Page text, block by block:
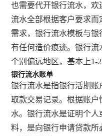
也需要代开银行流水，
流水全部根据客户要求
需求，银行流水模板与
有任何造价痕迹。银行
个别偏远地区，基本上1-
银行流水账单
银行流水是指银行活期
取款交易记录。根据账
水。银行流水是证明个
料，是向银行申请贷款所